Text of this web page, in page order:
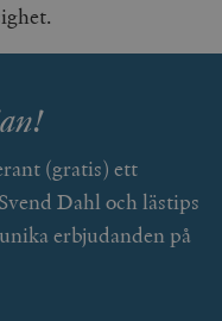
(gratis) ett
Dahl och lästips
erbjudanden på